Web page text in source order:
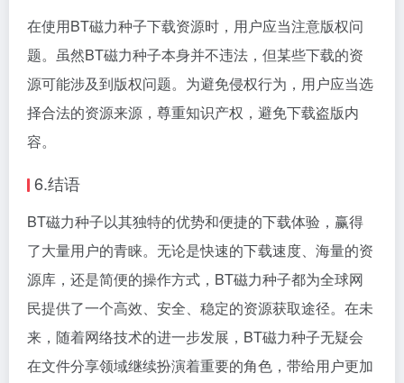
在使用BT磁力种子下载资源时，用户应当注意版权问
题。虽然BT磁力种子本身并不违法，但某些下载的资
源可能涉及到版权问题。为避免侵权行为，用户应当选
择合法的资源来源，尊重知识产权，避免下载盗版内
容。
6.结语
BT磁力种子以其独特的优势和便捷的下载体验，赢得
了大量用户的青睐。无论是快速的下载速度、海量的资
源库，还是简便的操作方式，BT磁力种子都为全球网
民提供了一个高效、安全、稳定的资源获取途径。在未
来，随着网络技术的进一步发展，BT磁力种子无疑会
在文件分享领域继续扮演着重要的角色，带给用户更加